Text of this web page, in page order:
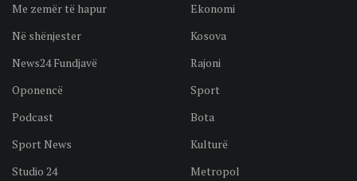
Me zemër të hapur
Në shënjester
News24 Fundjavë
Oponencë
Podcast
Sport News
Studio 24
Ekonomi
Kosova
Rajoni
Sport
Bota
Kulturë
Metropol